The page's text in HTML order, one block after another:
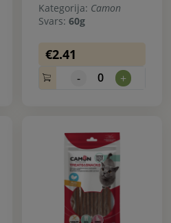
Kategorija: Camon
Svars: 60g
€2.41
- 0 +